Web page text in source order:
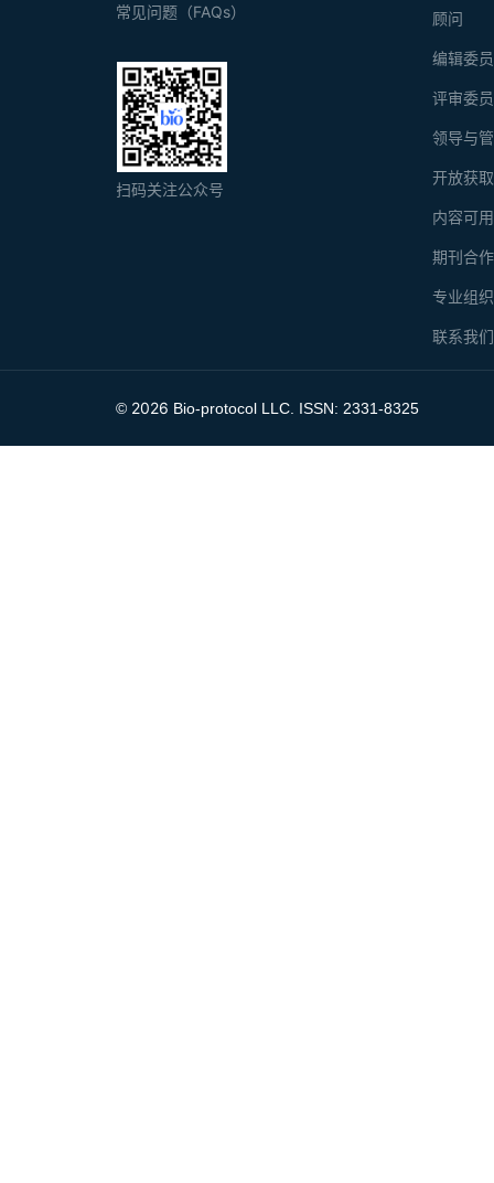
顾问
编辑委
评审委
领导与
开放获
内容可
期刊合
专业组
联系我们
常见问题（FAQs）
扫码关注公众号
© 2026 Bio-protocol LLC. ISSN: 2331-8325